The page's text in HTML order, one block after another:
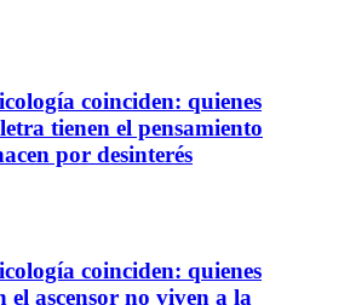
coinciden: quienes
tienen el pensamiento
por desinterés
coinciden: quienes
el ascensor no viven a la